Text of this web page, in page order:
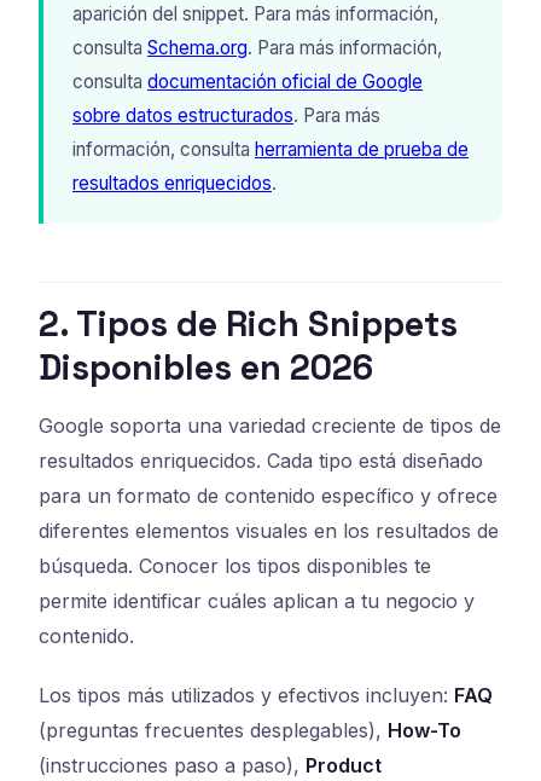
aparición del snippet. Para más información,
consulta Schema.org. Para más información,
consulta documentación oficial de Google
sobre datos estructurados. Para más
información, consulta herramienta de prueba de
resultados enriquecidos.
2. Tipos de Rich Snippets
Disponibles en 2026
Google soporta una variedad creciente de tipos de
resultados enriquecidos. Cada tipo está diseñado
para un formato de contenido específico y ofrece
diferentes elementos visuales en los resultados de
búsqueda. Conocer los tipos disponibles te
permite identificar cuáles aplican a tu negocio y
contenido.
Los tipos más utilizados y efectivos incluyen: FAQ
(preguntas frecuentes desplegables), How-To
(instrucciones paso a paso), Product